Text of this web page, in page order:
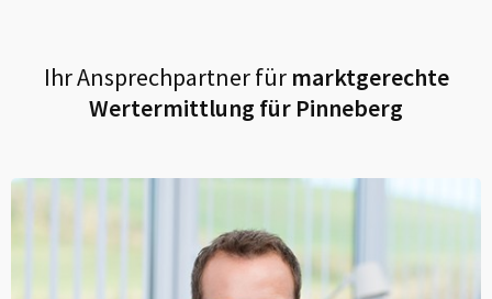
Ihr Ansprechpartner fürmarktgerechte
Wertermittlung für Pinneberg